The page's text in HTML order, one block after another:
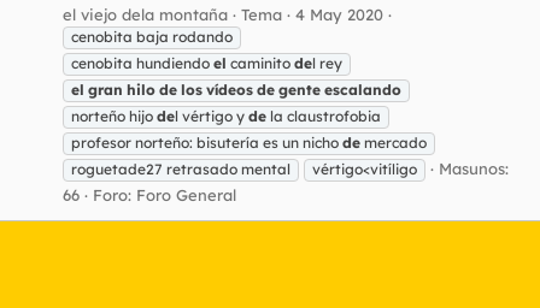
el viejo dela montaña Tema 4 May 2020
cenobita baja rodando
cenobita hundiendo el caminito del rey
el gran hilo de los vídeos de gente escalando
norteño hijo del vértigo y de la claustrofobia
profesor norteño: bisutería es un nicho de mercado
roguetade27 retrasado mental
vértigo<vitíligo
Masunos:
66
Foro: Foro General